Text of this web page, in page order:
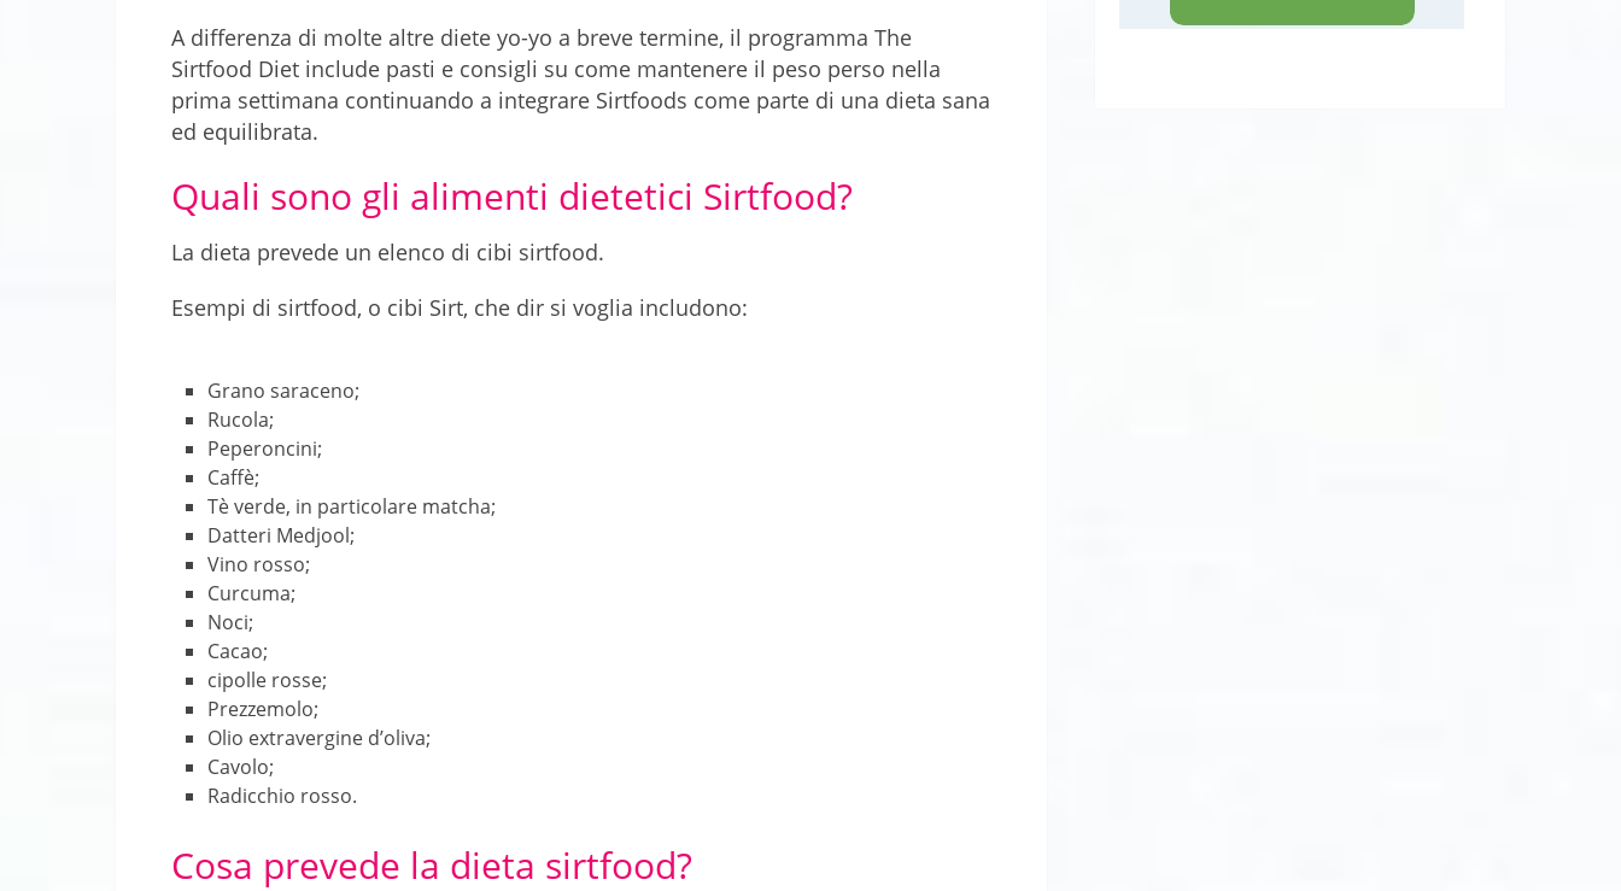
A differenza di molte altre diete yo-yo a breve termine, il programma The
Sirtfood Diet include pasti e consigli su come mantenere il peso perso nella
prima settimana continuando a integrare Sirtfoods come parte di una dieta sana
ed equilibrata.
Quali sono gli alimenti dietetici Sirtfood?
La dieta prevede un elenco di cibi sirtfood.
Esempi di sirtfood, o cibi Sirt, che dir si voglia includono:
Grano saraceno;
Rucola;
Peperoncini;
Caffè;
Tè verde, in particolare matcha;
Datteri Medjool;
Vino rosso;
Curcuma;
Noci;
Cacao;
cipolle rosse;
Prezzemolo;
Olio extravergine d’oliva;
Cavolo;
Radicchio rosso.
Cosa prevede la dieta sirtfood?